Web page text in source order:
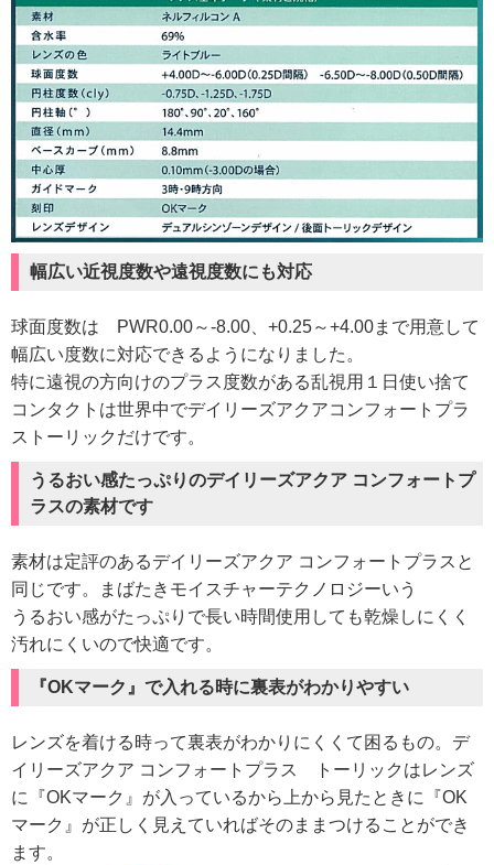
幅広い近視度数や遠視度数にも対応
球面度数は PWR0.00～-8.00、+0.25～+4.00まで用意して
幅広い度数に対応できるようになりました。
特に遠視の方向けのプラス度数がある乱視用１日使い捨て
コンタクトは世界中でデイリーズアクアコンフォートプラ
ストーリックだけです。
うるおい感たっぷりのデイリーズアクア コンフォートプ
ラスの素材です
素材は定評のあるデイリーズアクア コンフォートプラスと
同じです。まばたきモイスチャーテクノロジーいう
うるおい感がたっぷりで長い時間使用しても乾燥しにくく
汚れにくいので快適です。
『OKマーク』で入れる時に裏表がわかりやすい
レンズを着ける時って裏表がわかりにくくて困るもの。デ
イリーズアクア コンフォートプラス トーリックはレンズ
に『OKマーク』が入っているから上から見たときに『OK
マーク』が正しく見えていればそのままつけることができ
ます。